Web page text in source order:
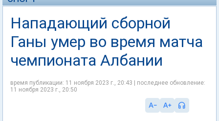
Нападающий сборной
Ганы умер во время матча
чемпионата Албании
время публикации: 11 ноября 2023 г., 20:43 | последнее обновление:
11 ноября 2023 г., 20:50